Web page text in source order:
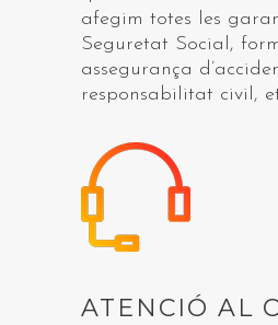
afegim totes les
Seguretat Social,
assegurança
responsabilitat civil,
ATENCIÓ AL